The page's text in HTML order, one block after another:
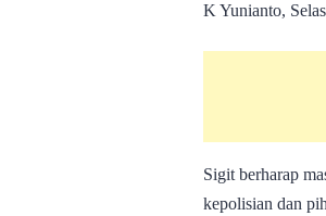
K Yunianto,
Sigit berharap
kepolisian dan